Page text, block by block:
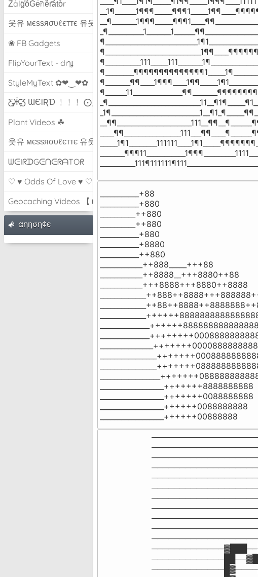
Z̾ảlg̀͐oͧG̀e̒̃nȅ̐r͌̑á͑t͛o̊r
웃유 мєѕѕяσυℓєттє 유웃
❀ FB Gadgets
FlipYourText - dıๅɟ
StyleMyText ✿❤‿❤✿
Ƹ̵̡Ӝ̵̨̄Ʒ ƜЄƖƦƊ ﹗﹗﹗ ⨀_⨀
Plant Videos ☘
웃유 мєѕѕяσυℓєттє 유웃
ᗯᕮIᖇᗪGᕮᑎᕮᖇᗩTOᖇ
♡ ♥ Odds Of Love ♥ ♡
Geocaching Videos 【►】
αηηση¢є
___________+88
___________+880
__________++880
__________++880
___________+880
___________+8880
___________++880
____________++888_____+++88
____________++8888__+++8880++88
____________+++8888+++8880++8888
__________________+++++++8888888888
__________________+++++++0088888888
__________________++++++0088888888
__________________++++++00888888